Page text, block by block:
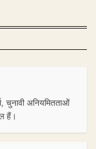
चुनावी अनियमितताओं
हैं।